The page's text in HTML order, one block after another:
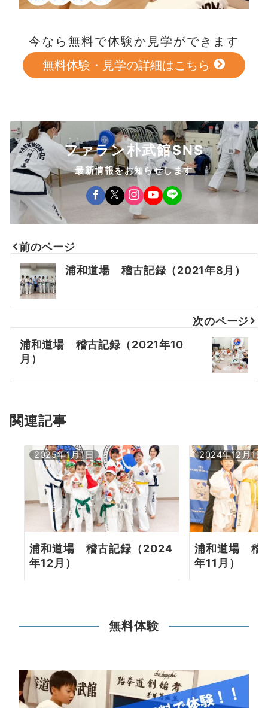
今なら無料で体験か見学ができます
無料体験・見学の詳細はこちら
ファラン朴武館SNS
最新情報をお知らせします
投
稿
ナ
ビ
ゲ
ョ
ン
前のページ
浦和道場 稽古記録（2021年8月）
次のページ
浦和道場 稽古記録（2021年10
月）
関連記事
2025年1月1日
浦和道場 稽古記録（2024
年12月）
2024年12月1日
浦和道場 稽
年11月）
無料体験